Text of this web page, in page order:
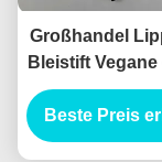
Großhandel
Bleistift Vegane
Behälter
Custom
Beste Preis